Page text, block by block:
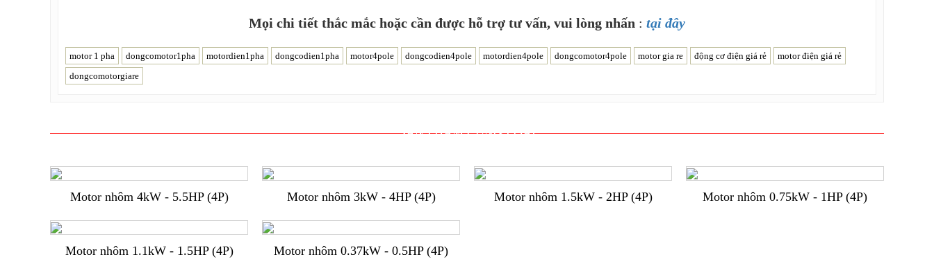
Mọi chi tiết thắc mắc hoặc cần được hỗ trợ tư vấn, vui lòng nhấn : tại đây
motor 1 pha dongcomotor1pha motordien1pha dongcodien1pha motor4pole dongcodien4pole motordien4pole dongcomotor4pole motor gia re động cơ điện giá rẻ
motor điện giá rẻ
dongcomotorgiare
SẢN PHẨM CÙNG LOẠI
Motor nhôm 4kW - 5.5HP (4P) Motor nhôm 3kW - 4HP (4P) Motor nhôm 1.5kW - 2HP (4P) Motor nhôm 0.75kW - 1HP (4P)
Motor nhôm 1.1kW - 1.5HP (4P) Motor nhôm 0.37kW - 0.5HP (4P)